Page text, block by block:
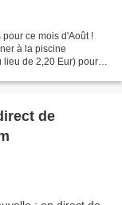
ce mois d'Août !
à la piscine
lieu de 2,20 Eur) pour
de